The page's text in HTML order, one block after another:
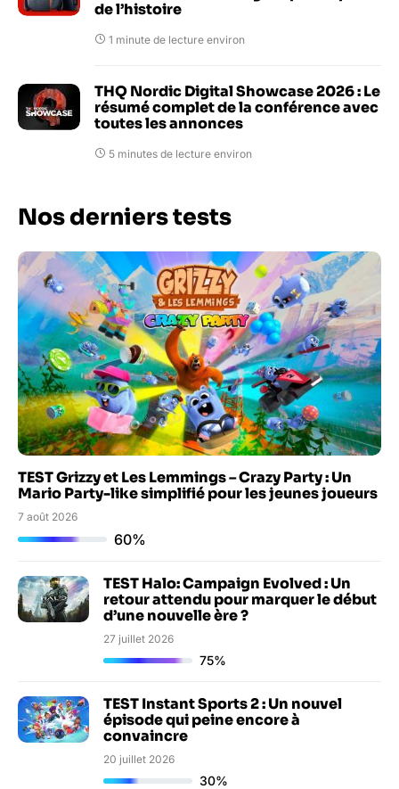
de l’histoire
1 minute de lecture environ
THQ Nordic Digital Showcase 2026 : Le
résumé complet de la conférence avec
toutes les annonces
5 minutes de lecture environ
Nos derniers tests
TEST Grizzy et Les Lemmings – Crazy Party : Un
Mario Party-like simplifié pour les jeunes joueurs
7 août 2026
60%
TEST Halo: Campaign Evolved : Un
retour attendu pour marquer le début
d’une nouvelle ère ?
27 juillet 2026
75%
TEST Instant Sports 2 : Un nouvel
épisode qui peine encore à
convaincre
20 juillet 2026
30%